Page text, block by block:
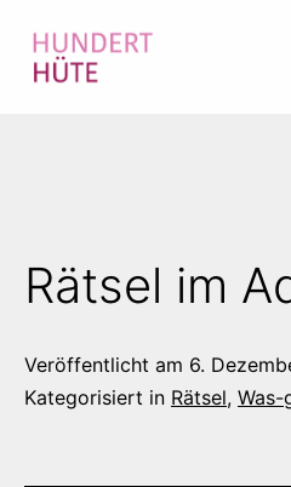
Inhalt
Rätsel im
Veröffentlicht am 6.
Kategorisiert in Rätsel,